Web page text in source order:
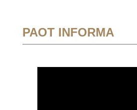
PAOT INFORMA